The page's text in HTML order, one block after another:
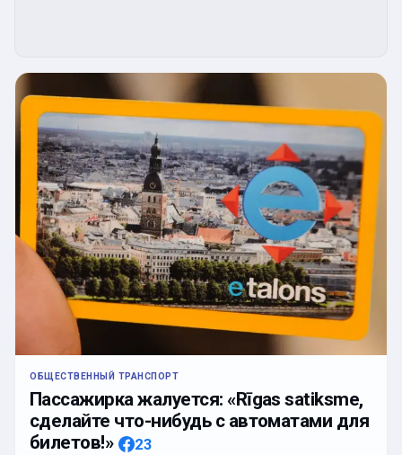
ОБЩЕСТВЕННЫЙ ТРАНСПОРТ
Пассажирка жалуется: «Rīgas satiksme,
сделайте что-нибудь с автоматами для
билетов!»
23